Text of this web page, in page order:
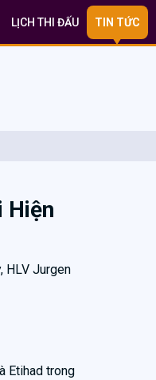
LỊCH THI ĐẤU TIN TỨC
Hiện
HLV Jurgen
Etihad trong